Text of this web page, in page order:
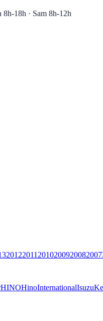
8h-18h · Sam 8h-12h
20122011 2010200920082007
HINOHinoInternationalIsuzu